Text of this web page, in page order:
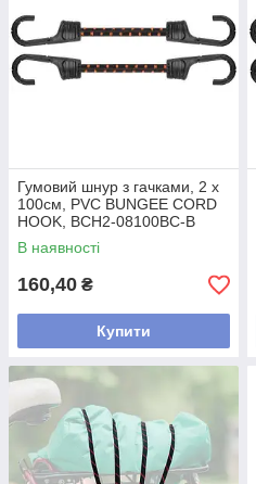
Гумовий шнур з гачками, 2 х
100см, PVC BUNGEE CORD
HOOK, BCH2-08100BC-B
В наявності
160,40 ₴
Купити